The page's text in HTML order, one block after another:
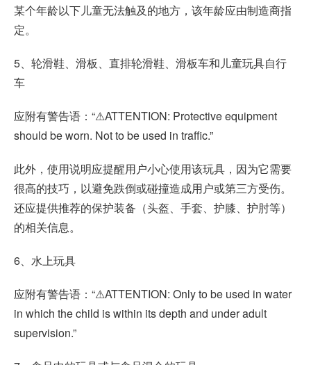
某个年龄以下儿童无法触及的地方，该年龄应由制造商指
定。
5、轮滑鞋、滑板、直排轮滑鞋、滑板车和儿童玩具自行
车
应附有警告语：“⚠ATTENTION: Protective equipment
should be worn. Not to be used in traffic.”
此外，使用说明应提醒用户小心使用该玩具，因为它需要
很高的技巧，以避免跌倒或碰撞造成用户或第三方受伤。
还应提供推荐的保护装备（头盔、手套、护膝、护肘等）
的相关信息。
6、水上玩具
应附有警告语：“⚠ATTENTION: Only to be used in water
in which the child is within its depth and under adult
supervision.”